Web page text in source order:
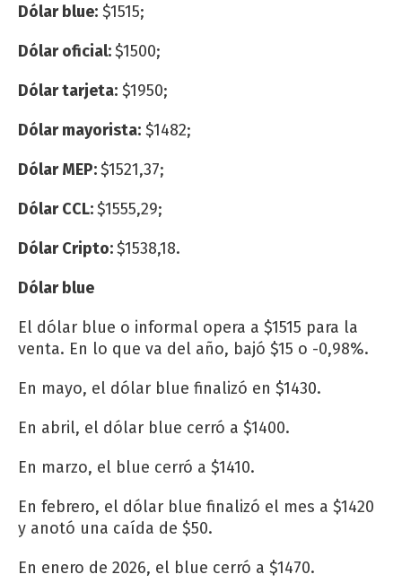
Dólar blue: $1515;
Dólar oficial:$1500;
Dólar tarjeta: $1950;
Dólar mayorista: $1482;
Dólar MEP:$1521,37;
Dólar CCL:$1555,29;
Dólar Cripto:$1538,18.
Dólar blue
El dólar blue o informal opera a $1515 para la
venta. En lo que va del año, bajó $15 o -0,98%.
En mayo, el dólar blue finalizó en $1430.
En abril, el dólar blue cerró a $1400.
En marzo, el blue cerró a $1410.
En febrero, el dólar blue finalizó el mes a $1420
y anotó una caída de $50.
En enero de 2026, el blue cerró a $1470.